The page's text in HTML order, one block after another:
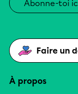
Abonne-toi
Faire un
À propos